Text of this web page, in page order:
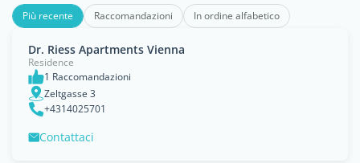
Più recente Raccomandazioni In ordine alfabetico
Dr. Riess Apartments Vienna
Residence
1 Raccomandazioni
Zeltgasse 3
+4314025701
Contattaci